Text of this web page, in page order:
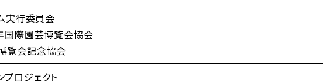
実行委員会
国際園芸博覧会協会
覧会記念協会
ロジェクト